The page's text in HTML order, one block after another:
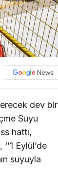
dev bir
Suyu
hattı,
Eylül’de
suyuyla